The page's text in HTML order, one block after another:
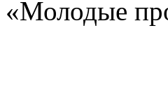
«Молодые